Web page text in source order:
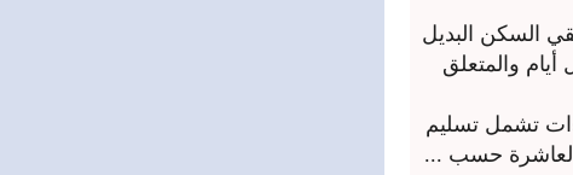
السكن البديل
والمتعلق
تشمل تسليم
العاشرة حسب ...